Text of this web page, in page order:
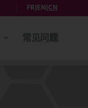
FR EN CN
常见问题